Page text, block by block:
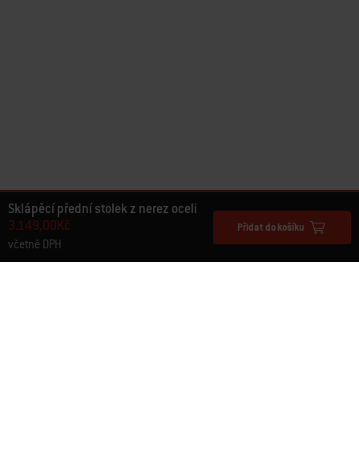
Sklápěcí přední stolek z nerez oceli
3.149,00Kč
včetně DPH
Přidat do košíku